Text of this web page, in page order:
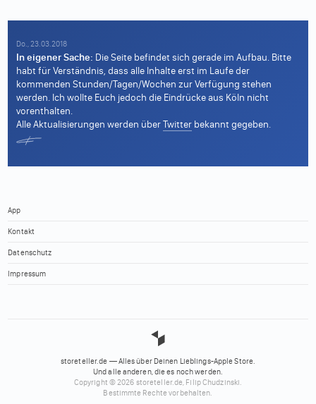
Do., 23.03.2018
In eigener Sache: Die Seite befindet sich gerade im Aufbau. Bitte
habt für Verständnis, dass alle Inhalte erst im Laufe der
kommenden Stunden/Tagen/Wochen zur Verfügung stehen
werden. Ich wollte Euch jedoch die Eindrücke aus Köln nicht
vorenthalten.
Alle Aktualisierungen werden überTwitter bekannt gegeben.
App
Kontakt
Datenschutz
Impressum
storeteller.de — Alles über Deinen Lieblings-Apple Store.
Und alle anderen, die es noch werden.
Copyright © 2026 storeteller.de, Filip Chudzinski.
Bestimmte Rechte vorbehalten.